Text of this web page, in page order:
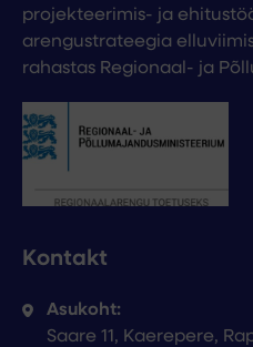
projekteerimis- ja
arengustrateegia
rahastas Regionaal- ja
Kontakt
Asukoht:
Saare 11, Kaerepere,